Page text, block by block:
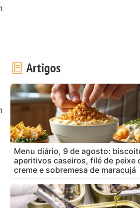
Artigos
Menu diário, 9 de agosto:
aperitivos caseiros, filé de peixe
creme e sobremesa de maracujá